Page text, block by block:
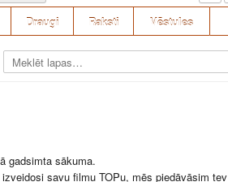
Draugi Raksti Vēstules
gadsimta sākuma.
savu filmu TOPu, mēs piedāvāsim tev